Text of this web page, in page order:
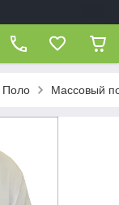
Поло Массовый